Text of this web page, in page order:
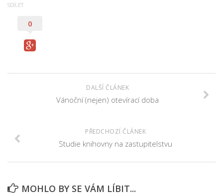
SDÍLET
0
DALŠÍ ČLÁNEK
Vánoční (nejen) otevírací doba
PŘEDCHOZÍ ČLÁNEK
Studie knihovny na zastupitelstvu
MOHLO BY SE VÁM LÍBIT...